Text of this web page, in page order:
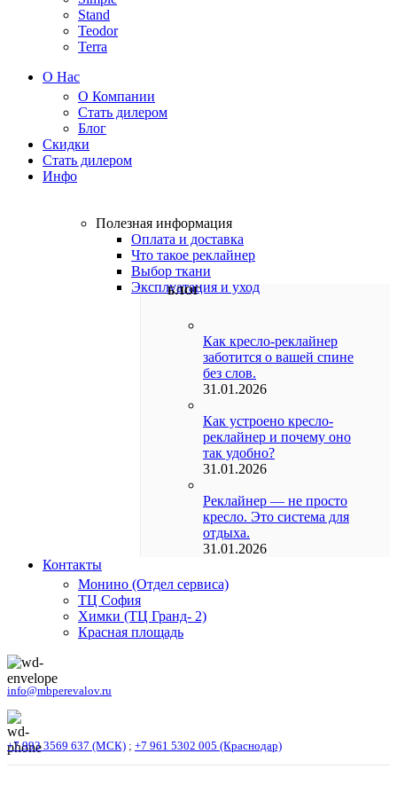
Stand
Teodor
Terra
О Нас
О Компании
Стать дилером
Блог
Скидки
Стать дилером
Инфо
Полезная информация
Оплата и доставка
Что такое реклайнер
Выбор ткани
Эксплуатация и уход
БЛОГ
Как кресло-реклайнер
заботится о вашей спине
без слов.
31.01.2026
Как устроено кресло-
реклайнер и почему оно
так удобно?
31.01.2026
Реклайнер — не просто
кресло. Это система для
отдыха.
31.01.2026
Контакты
Монино (Отдел сервиса)
ТЦ София
Химки (ТЦ Гранд- 2)
Красная площадь
info@mbperevalov.ru
+7 993 3569 637 (МСК) ; +7 961 5302 005 (Краснодар)